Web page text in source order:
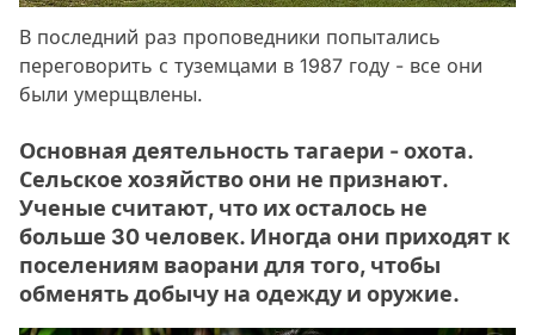
В последний раз проповедники попытались
переговорить с туземцами в 1987 году - все они
были умерщвлены.
Основная деятельность тагаери - охота.
Сельское хозяйство они не признают.
Ученые считают, что их осталось не
больше 30 человек. Иногда они приходят к
поселениям ваорани для того, чтобы
обменять добычу на одежду и оружие.